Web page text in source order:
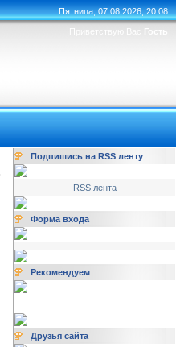
Пятница, 07.08.2026, 20:08
Приветствую Вас Гость
Подпишись на RSS ленту
RSS лента
Форма входа
Рекомендуем
Друзья сайта